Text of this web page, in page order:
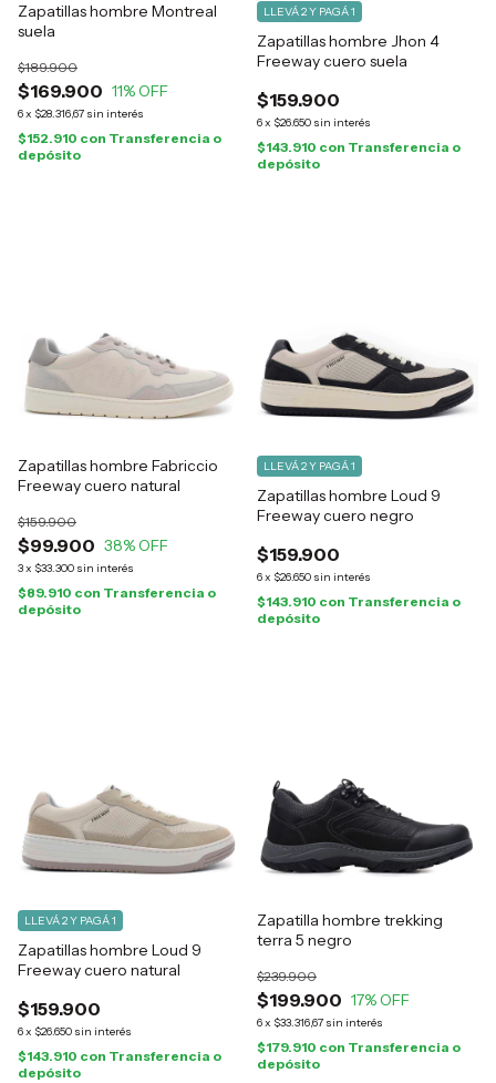
Zapatillas hombre Montreal
suela
$169.900
$189.900
11% OFF
6x $28.316,67 sin interés
$152.910 con Transferencia o
depósito
Zapatillas hombre Jhon 4
Freeway cuero suela
$159.900
6x $26.650 sin interés
LLEVÁ 2 Y PAGÁ 1
$143.910 con Transferencia o
depósito
Zapatillas hombre Fabriccio
Freeway cuero natural
$99.900
$159.900
38% OFF
3x $33.300 sin interés
$89.910 con Transferencia o
depósito
Zapatillas hombre Loud 9
Freeway cuero negro
$159.900
6x $26.650 sin interés
LLEVÁ 2 Y PAGÁ 1
$143.910 con Transferencia o
depósito
Zapatillas hombre Loud 9
Freeway cuero natural
$159.900
6x $26.650 sin interés
LLEVÁ 2 Y PAGÁ 1
$143.910 con Transferencia o
depósito
Zapatilla hombre trekking
terra 5 negro
$199.900
$239.900
17% OFF
6x $33.316,67 sin interés
$179.910 con Transferencia o
depósito